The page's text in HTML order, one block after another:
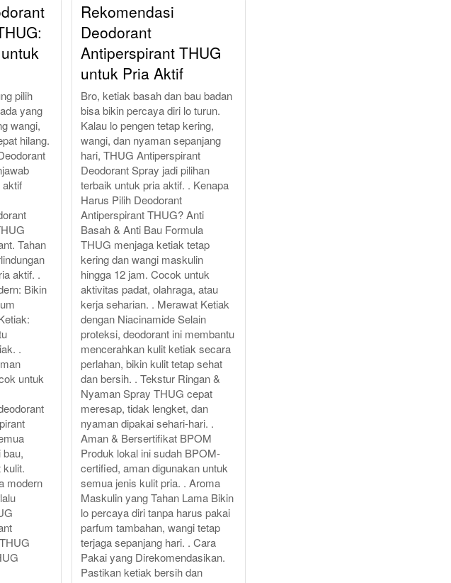
pilih
yang
wangi,
hilang.
aktif
Tahan
aktif. .
Bikin
.
untuk
kulit.
modern
Rekomendasi
Deodorant
Antiperspirant THUG
untuk Pria Aktif
Bro, ketiak basah dan bau badan
bisa bikin percaya diri lo turun.
Kalau lo pengen tetap kering,
wangi, dan nyaman sepanjang
hari, THUG Antiperspirant
Deodorant Spray jadi pilihan
terbaik untuk pria aktif. . Kenapa
Harus Pilih Deodorant
Antiperspirant THUG? Anti
Basah & Anti Bau Formula
THUG menjaga ketiak tetap
kering dan wangi maskulin
hingga 12 jam. Cocok untuk
aktivitas padat, olahraga, atau
kerja seharian. . Merawat Ketiak
dengan Niacinamide Selain
proteksi, deodorant ini membantu
mencerahkan kulit ketiak secara
perlahan, bikin kulit tetap sehat
dan bersih. . Tekstur Ringan &
Nyaman Spray THUG cepat
meresap, tidak lengket, dan
nyaman dipakai sehari-hari. .
Aman & Bersertifikat BPOM
Produk lokal ini sudah BPOM-
certified, aman digunakan untuk
semua jenis kulit pria. . Aroma
Maskulin yang Tahan Lama Bikin
lo percaya diri tanpa harus pakai
parfum tambahan, wangi tetap
terjaga sepanjang hari. . Cara
Pakai yang Direkomendasikan.
Pastikan ketiak bersih dan